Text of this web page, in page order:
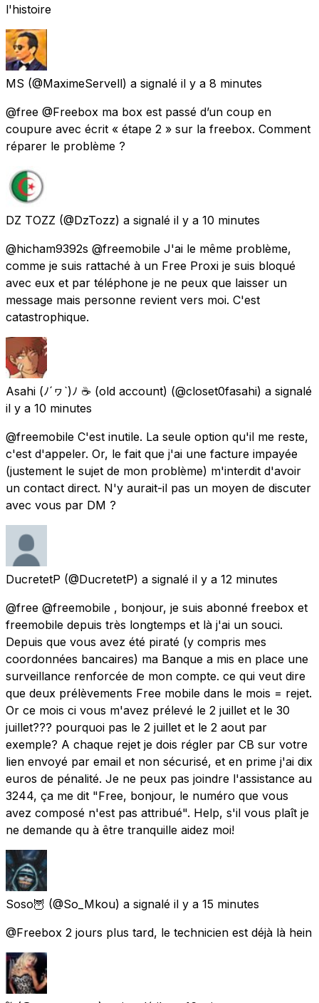
l'histoire
MS (@MaximeServell) a signalé il y a 8 minutes
@free @Freebox ma box est passé d’un coup en
coupure avec écrit « étape 2 » sur la freebox. Comment
réparer le problème ?
DZ TOZZ (@DzTozz) a signalé il y a 10 minutes
@hicham9392s @freemobile J'ai le même problème,
comme je suis rattaché à un Free Proxi je suis bloqué
avec eux et par téléphone je ne peux que laisser un
message mais personne revient vers moi. C'est
catastrophique.
Asahi (ﾉ´ヮ`)ﾉ ☕ (old account) (@closet0fasahi) a signalé
il y a 10 minutes
@freemobile C'est inutile. La seule option qu'il me reste,
c'est d'appeler. Or, le fait que j'ai une facture impayée
(justement le sujet de mon problème) m'interdit d'avoir
un contact direct. N'y aurait-il pas un moyen de discuter
avec vous par DM ?
DucretetP (@DucretetP) a signalé il y a 12 minutes
@free @freemobile , bonjour, je suis abonné freebox et
freemobile depuis très longtemps et là j'ai un souci.
Depuis que vous avez été piraté (y compris mes
coordonnées bancaires) ma Banque a mis en place une
surveillance renforcée de mon compte. ce qui veut dire
que deux prélèvements Free mobile dans le mois = rejet.
Or ce mois ci vous m'avez prélevé le 2 juillet et le 30
juillet??? pourquoi pas le 2 juillet et le 2 aout par
exemple? A chaque rejet je dois régler par CB sur votre
lien envoyé par email et non sécurisé, et en prime j'ai dix
euros de pénalité. Je ne peux pas joindre l'assistance au
3244, ça me dit "Free, bonjour, le numéro que vous
avez composé n'est pas attribué". Help, s'il vous plaît je
ne demande qu à être tranquille aidez moi!
Soso🦉 (@So_Mkou) a signalé il y a 15 minutes
@Freebox 2 jours plus tard, le technicien est déjà là hein